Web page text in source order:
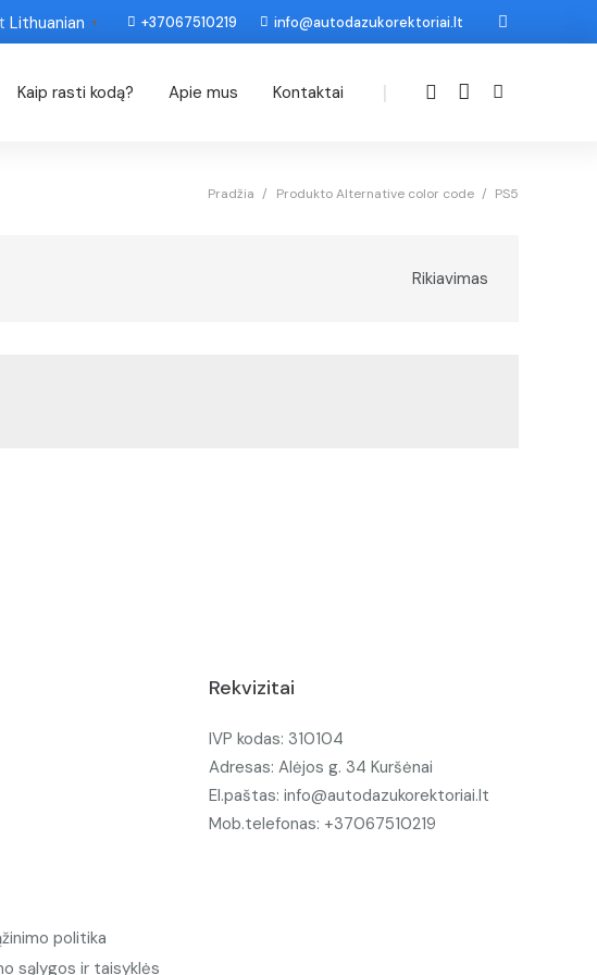
Lithuanian ▼ +37067510219 info@autodazukorektoriai.lt
Kaip rasti kodą? Apie mus Kontaktai |
Pradžia / Produkto Alternative color code / PS5
Rikiavimas
politika
sąlygos ir taisyklės
Rekvizitai
IVP kodas: 310104
Adresas: Alėjos g. 34 Kuršėnai
El.paštas: info@autodazukorektoriai.lt
Mob.telefonas: +37067510219